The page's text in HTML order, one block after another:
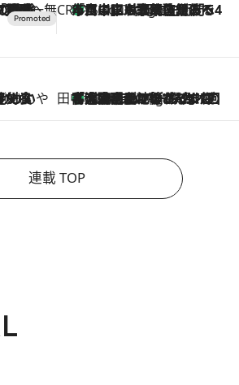
が待つ場所へ
温泉 トンボの湯」で体験 CREA'S CHOICE
5 Hours Ago
「立川にも歌舞伎があるんだよ」 片岡仁左衛門・市川中車ら豪華座組みで4年目の立川立飛歌舞伎へ
掴む新緑のテリーヌ 田中稲の勝手に再ブーム
10 Hours Ago
「湘南乃風に憧れて」観客大盛上がりの“タオル回し”に、ラッパー顔負けの高速歌唱まで…さだまさし（74）のアグレッシブすぎる現在地
連載 TOP